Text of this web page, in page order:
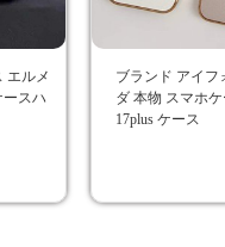
エルメ
ースハ
ブランド アイフ
ダ 本物 スマホ
17plus ケース